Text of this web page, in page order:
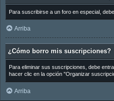
Para suscribirse a un foro en especial,
Arriba
¿Cómo borro mis suscripciones?
Para eliminar sus suscripciones, debe
hacer clic en la opción "Organizar
Arriba